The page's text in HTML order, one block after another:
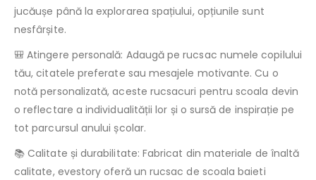
jucăușe până la explorarea spațiului, opțiunile sunt
nesfârșite.
🎒 Atingere personală: Adaugă pe rucsac numele copilului
tău, citatele preferate sau mesajele motivante. Cu o
notă personalizată, aceste rucsacuri pentru scoala devin
o reflectare a individualității lor și o sursă de inspirație pe
tot parcursul anului școlar.
📚 Calitate și durabilitate: Fabricat din materiale de înaltă
calitate, evestory oferă un rucsac de scoala baieti